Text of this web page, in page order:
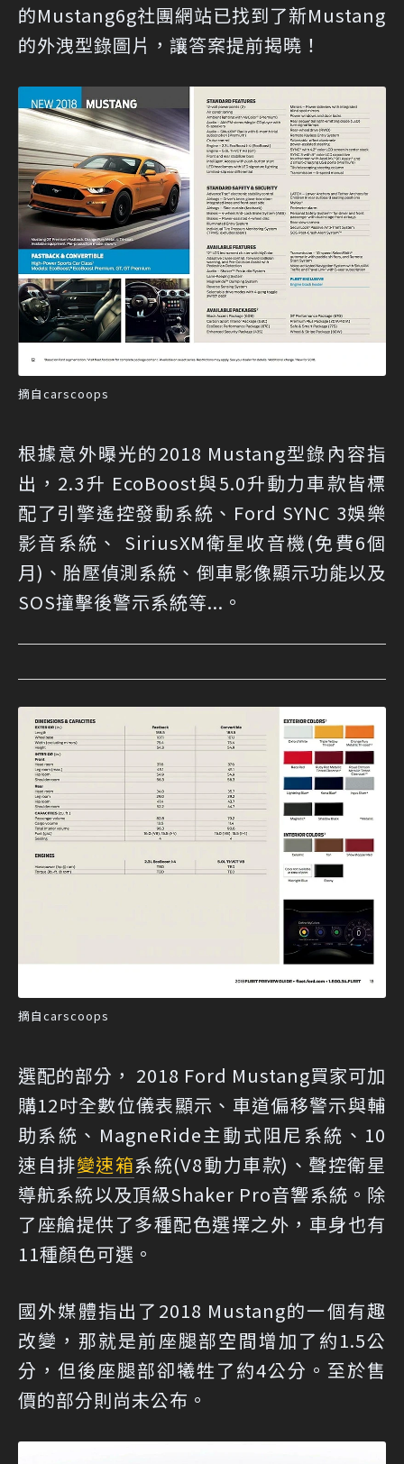
的Mustang6g社團網站已找到了新Mustang
的外洩型錄圖片，讓答案提前揭曉！
摘自carscoops
根據意外曝光的2018 Mustang型錄內容指
出，2.3升 EcoBoost與5.0升動力車款皆標
配了引擎遙控發動系統、Ford SYNC 3娛樂
影音系統、 SiriusXM衛星收音機(免費6個
月)、胎壓偵測系統、倒車影像顯示功能以及
SOS撞擊後警示系統等...。
摘自carscoops
選配的部分， 2018 Ford Mustang買家可加
購12吋全數位儀表顯示、車道偏移警示與輔
助系統、MagneRide主動式阻尼系統、10
速自排變速箱系統(V8動力車款)、聲控衛星
導航系統以及頂級Shaker Pro音響系統。除
了座艙提供了多種配色選擇之外，車身也有
11種顏色可選。
國外媒體指出了2018 Mustang的一個有趣
改變，那就是前座腿部空間增加了約1.5公
分，但後座腿部卻犧牲了約4公分。至於售
價的部分則尚未公布。